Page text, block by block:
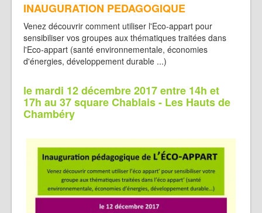
INAUGURATION PEDAGOGIQUE
Venez découvrir comment utiliser l'Eco-appart pour
sensibiliser vos groupes aux thématiques traitées dans
l'Eco-appart (santé environnementale, économies
d'énergies, développement durable ...)
le mardi 12 décembre 2017 entre 14h et
17h au 37 square Chablais - Les Hauts de
Chambéry